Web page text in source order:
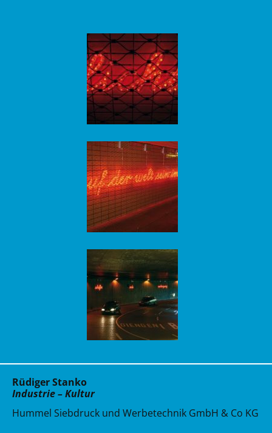
Rüdiger Stanko
Industrie – Kultur
Hummel Siebdruck und Werbetechnik GmbH & Co KG